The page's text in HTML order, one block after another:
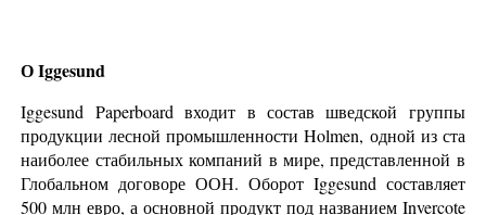
ОIggesund
Iggesund Paperboard входит в состав шведской группы
продукции лесной промышленности Holmen, одной из ста
наиболее стабильных компаний в мире, представленной в
Глобальном договоре ООН. Оборот Iggesund составляет
500 млн евро, а основной продукт под названием Invercote